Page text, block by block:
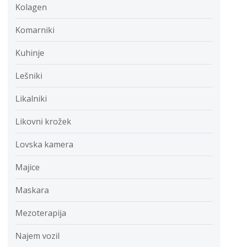
Kolagen
Komarniki
Kuhinje
Lešniki
Likalniki
Likovni krožek
Lovska kamera
Majice
Maskara
Mezoterapija
Najem vozil